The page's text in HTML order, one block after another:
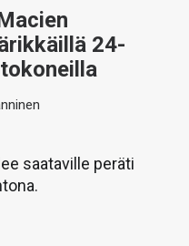
24-
saataville peräti